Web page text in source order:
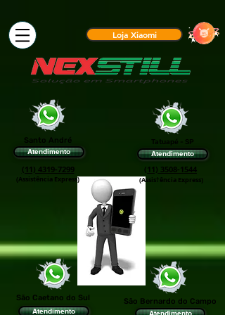
Loja Xiaomi
Santo André
Atendimento
(11) 4319-7299
(Assistência Express)
Tatuapé - SP
Atendimento
(11) 3508-1544
(Assis†ência Express)
São Bernardo do Campo
Atendimento
São Caetano do Sul
Atendimento